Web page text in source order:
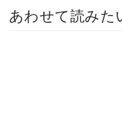
あわせて読みた